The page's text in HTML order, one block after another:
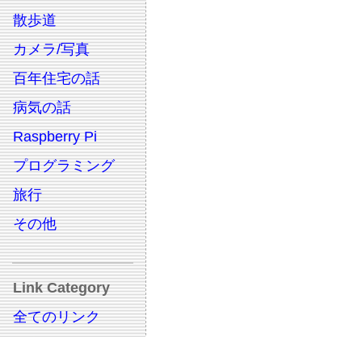
散歩道
カメラ/写真
百年住宅の話
病気の話
Raspberry Pi
プログラミング
旅行
その他
Link Category
全てのリンク